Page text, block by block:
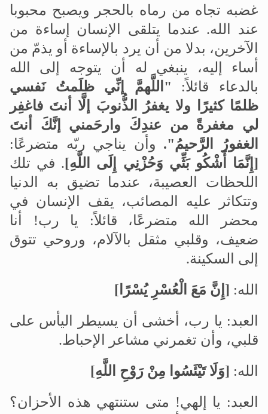
غضبه تجاه من رماه بالحجر ويصبح محبوبا
عند الله. عندما يتلقى الإنسان إساءة من
الآخرين، بدلا من أن يرد بالإساءة أو يذمّ من
أساء إليه، ينبغي له أن يتوجه إلى الله
بالدعاء قائلاً:
"اللَّهمَّ إنِّي ظلَمتُ نَفسي
ظلمًا كثيرًا ولا يغفرُ الذُّنوبَ إلَّا أنتَ فاغفِر
لي مغفرةً من عندِكَ وارحَمني إنَّكَ أنتَ
الغفورُ الرَّحيمُ". وأن يناجي ربّه متضرعًا:
]إِنَّمَا أَشْكُو بَثِّي وَحُزْنِي إِلَى اللَّهِ[. في تلك
اللحظات العصيبة، عندما تضيق به الدنيا
وتتكاثر عليه المصائب، يقف الإنسان في
محضر الله متضرعًا، قائلاً:
يا رب! أنا
ضعيف، وقلبي مثقل بالآلام، وروحي تتوق
إلى السكينة.
الله: ]إِنَّ مَعَ الْعُسْرِ يُسْرًا [
العبد: يا رب، أخشى أن يسيطر اليأس على
قلبي، وأن تغمرني مشاعر الإحباط.
الله: ]وَلَا تَيْئَسُوا مِنْ رَوْحِ اللَّهِ[
العبد: يا إلهي! متى ستنتهي هذه الأحزان؟